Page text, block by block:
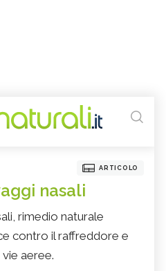
ARTICOLO
nasali
rimedio naturale
contro il raffreddore e
aeree.